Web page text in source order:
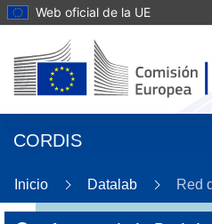
Web oficial de la UE
CORDIS
Inicio Datalab Red